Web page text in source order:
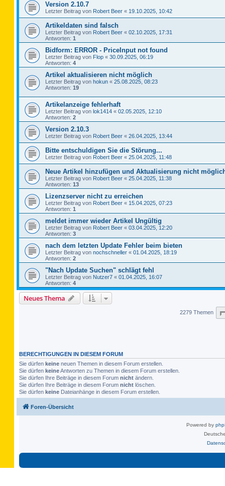
Version 2.10.7
Letzter Beitrag von Robert Beer « 19.10.2025, 10:42
Artikeldaten sind falsch
Letzter Beitrag von Robert Beer « 02.10.2025, 17:31
Antworten: 1
Bidform: ERROR - PriceInput not found
Letzter Beitrag von Flop « 30.09.2025, 06:19
Antworten: 4
Artikel aktualisieren nicht möglich
Letzter Beitrag von hokun « 25.08.2025, 08:23
Antworten: 19
Artikelanzeige fehlerhaft
Letzter Beitrag von lok1414 « 02.05.2025, 12:10
Antworten: 2
Version 2.10.3
Letzter Beitrag von Robert Beer « 26.04.2025, 13:44
Bitte entschuldigen Sie die Störung...
Letzter Beitrag von Robert Beer « 25.04.2025, 11:48
Neue Artikel hinzufügen und Aktualisierung nicht
Letzter Beitrag von Robert Beer « 25.04.2025, 11:38
Antworten: 13
Lizenzserver nicht zu erreichen
Letzter Beitrag von Robert Beer « 15.04.2025, 07:23
Antworten: 1
meldet immer wieder Artikel Ungültig
Letzter Beitrag von Robert Beer « 03.04.2025, 12:20
Antworten: 3
nach dem letzten Update Fehler beim bieten
Letzter Beitrag von nochschneller « 01.04.2025, 18:19
Antworten: 2
"Nach Update Suchen" schlägt fehl
Letzter Beitrag von Nutzer7 « 01.04.2025, 16:07
Antworten: 4
Neues Thema
2279 Themen
BERECHTIGUNGEN IN DIESEM FORUM
Sie dürfen keine neuen Themen in diesem Forum erstellen.
Sie dürfen keineAntworten zu Themen in diesem Forum erstellen.
Sie dürfen Ihre Beiträge in diesem Forum nicht ändern.
Sie dürfen Ihre Beiträge in diesem Forum nicht löschen.
Sie dürfen keine Dateianhänge in diesem Forum erstellen.
Foren-Übersicht
Powered by